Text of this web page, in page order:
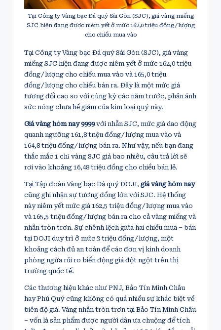
Tại Công ty Vàng bạc Đá quý Sài Gòn (SJC), giá vàng miếng
SJC hiện đang được niêm yết ở mức 162,0 triệu đồng/lượng
cho chiều mua vào
Tại Công ty Vàng bạc Đá quý Sài Gòn (SJC), giá vàng
miếng SJC hiện đang được niêm yết ở mức 162,0 triệu
đồng/lượng cho chiều mua vào và 165,0 triệu
đồng/lượng cho chiều bán ra. Đây là một mức giá
tương đối cao so với cùng kỳ các năm trước, phản ánh
sức nóng chưa hề giảm của kim loại quý này.
Giá vàng hôm nay 9999với nhẫn SJC, mức giá dao động
quanh ngưỡng 161,8 triệu đồng/lượng mua vào và
164,8 triệu đồng/lượng bán ra. Như vậy, nếu bạn đang
thắc mắc 1 chỉ vàng SJC giá bao nhiêu, câu trả lời sẽ
rơi vào khoảng 16,48 triệu đồng cho chiều bán lẻ.
Tại Tập đoàn Vàng bạc Đá quý DOJI, giá vàng hôm nay
cũng ghi nhận sự tương đồng lớn với SJC. Hệ thống
này niêm yết mức giá 162,5 triệu đồng/lượng mua vào
và 165,5 triệu đồng/lượng bán ra cho cả vàng miếng và
nhẫn tròn trơn. Sự chênh lệch giữa hai chiều mua – bán
tại DOJI duy trì ở mức 3 triệu đồng/lượng, một
khoảng cách đủ an toàn để các đơn vị kinh doanh
phòng ngừa rủi ro biến động giá đột ngột trên thị
trường quốc tế.
Các thương hiệu khác như PNJ, Bảo Tín Minh Châu
hay Phú Quý cũng không có quá nhiều sự khác biệt về
biên độ giá. Vàng nhẫn tròn trơn tại Bảo Tín Minh Châu
– vốn là sản phẩm được người dân ưa chuộng để tích